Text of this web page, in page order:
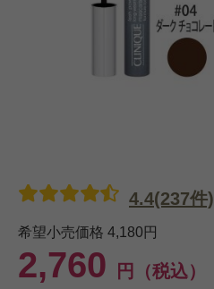
希望小売価格 4,180円
2,760 円（税込）
4.4(237件)